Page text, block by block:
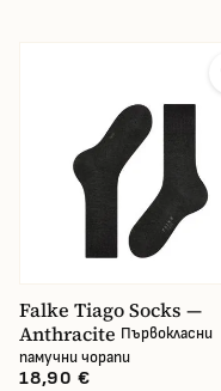
Falke Tiago Socks —
Anthracite Първокласни
памучни чорапи
18,90 €